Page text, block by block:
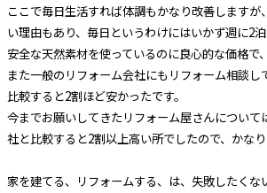
ここで毎日生活すれば体調もかなり改善しますが
い理由もあり、毎日というわけにはいかず週に2泊
安全な天然素材を使っているのに良心的な価格で
また一般のリフォーム会社にもリフォーム相談し
比較すると2割ほど安かったです。
今までお願いしてきたリフォーム屋さんについて
社と比較すると2割以上高い所でしたので、かなり
家を建てる、リフォームする、は、失敗したくな